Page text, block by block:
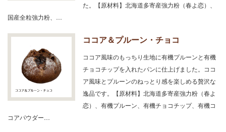
た。【原材料】北海道多寄産強力粉（春よ恋）、
国産全粒強力粉、…
ココア＆プルーン・チョコ
ココア風味のもっちり生地に有機プルーンと有機
チョコチップを入れたパンに仕上げました。ココ
ア風味とプルーンのねっとり感を楽しめる贅沢な
逸品です。【原材料】北海道多寄産強力粉（春よ
恋）、有機プルーン、有機チョコチップ、有機コ
コアパウダー…